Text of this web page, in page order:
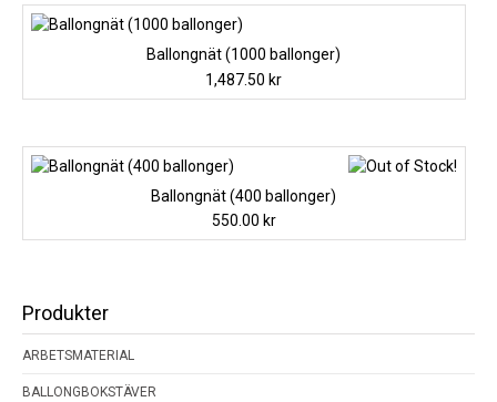
Ballongnät (1000 ballonger)
1,487.50 kr
Ballongnät (400 ballonger)
550.00 kr
Produkter
ARBETSMATERIAL
BALLONGBOKSTÄVER